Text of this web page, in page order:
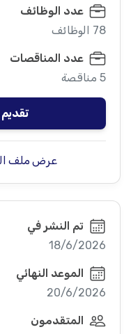
عدد الوظائف
78 الوظائف
عدد المناقصات
5 مناقصة
عرض ملف
تم النشر في
18/6/2026
الموعد النهائي
20/6/2026
المتقدمون